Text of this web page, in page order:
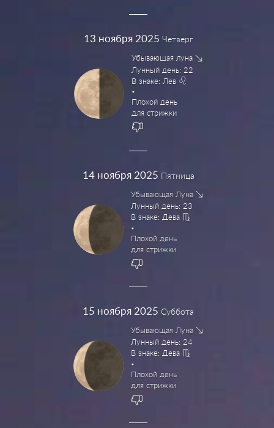
13 ноября 2025 Четверг
Убывающая луна
Лунный день: 22
В знаке: Лев
Плохой день
для стрижки
14 ноября 2025 Пятница
Убывающая Луна
Лунный день: 23
В знаке: Дева
Плохой день
для стрижки
15 ноября 2025 Суббота
Убывающая Луна
Лунный день: 24
В знаке: Дева
Плохой день
для стрижки